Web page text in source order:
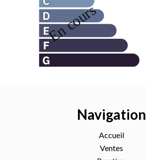
Navigation
Accueil
Ventes